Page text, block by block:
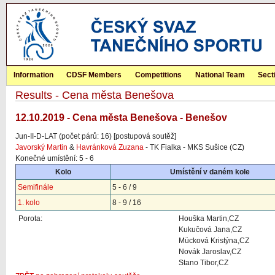
Information CDSF Members Competitions National Team
Results - Cena města Benešova
12.10.2019 - Cena města Benešova - Benešov
Jun-II-D-LAT (počet párů: 16) [postupová soutěž]
Javorský Martin & Havránková Zuzana - TK Fialka - MKS Sušice (CZ)
Konečné umístění: 5 - 6
Kolo
Umístění v daném kole
Semifinále
5 - 6 / 9
1. kolo
8 - 9 / 16
Porota:
Houška Martin,CZ
Kukučová Jana,CZ
Mücková Kristýna,CZ
Novák Jaroslav,CZ
Stano Tibor,CZ